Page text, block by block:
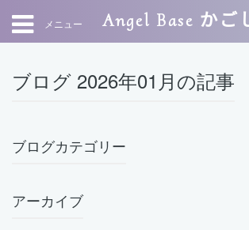
メニュー Angel Base かご
ブログ 2026年01月の記事
ブログカテゴリー
アーカイブ